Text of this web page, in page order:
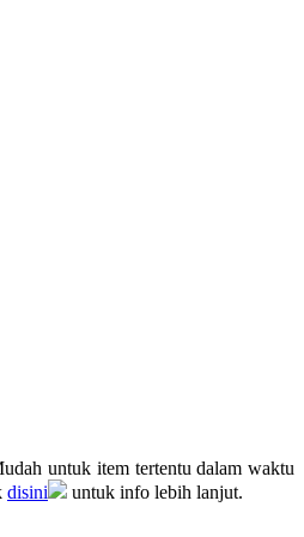
untuk item tertentu dalam waktu
disini untuk info lebih lanjut.